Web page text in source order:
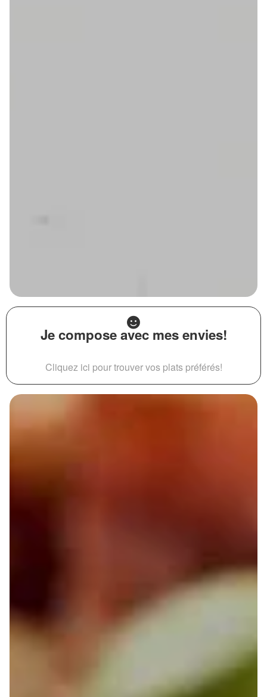
Je compose avec mes envies!
Cliquez ici pour trouver vos plats préférés!